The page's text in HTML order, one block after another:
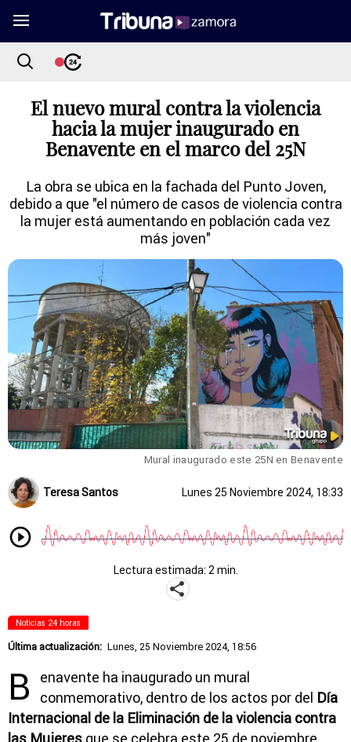
El nuevo mural contra la violencia
hacia la mujer inaugurado en
Benavente en el marco del 25N
La obra se ubica en la fachada del Punto Joven,
debido a que "el número de casos de violencia contra
la mujer está aumentando en población cada vez
más joven"
Mural inaugurado este 25N en Benavente
Teresa Santos Lunes 25 Noviembre 2024, 18:33
Lectura estimada: 2 min.
Noticias 24 horas
Última actualización: Lunes, 25 Noviembre 2024, 18:56
B
enavente ha inaugurado un mural
conmemorativo, dentro de los actos por del Día
Internacional de la Eliminación de la violencia contra